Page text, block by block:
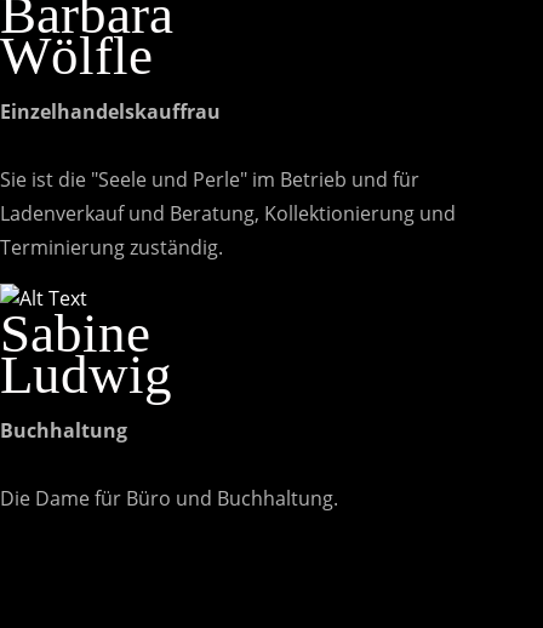
Barbara
Wölfle
Einzelhandelskauffrau
Sie ist die "Seele und Perle" im Betrieb und für
Ladenverkauf und Beratung, Kollektionierung und
Terminierung zuständig.
Sabine
Ludwig
Buchhaltung
Die Dame für Büro und Buchhaltung.